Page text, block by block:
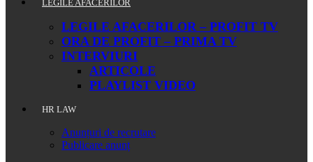
LEGILE AFACERILOR
LEGILE AFACERILOR – PROFIT TV
ORA DE PROFIT – PRIMA TV
INTERVIURI
ARTICOLE
PLAYLIST VIDEO
HR LAW
Anunțuri de recrutare
Publicare anunț